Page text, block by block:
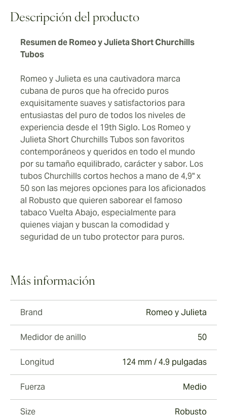
fumadores de puros en todo el mundo.
Descripción del producto
Resumen de Romeo y Julieta Short Churchills
Tubos
Romeo y Julieta es una cautivadora marca
cubana de puros que ha ofrecido puros
exquisitamente suaves y satisfactorios para
entusiastas del puro de todos los niveles de
experiencia desde el 19th Siglo. Los Romeo y
Julieta Short Churchills Tubos son favoritos
contemporáneos y queridos en todo el mundo
por su tamaño equilibrado, carácter y sabor. Los
tubos Churchills cortos hechos a mano de 4,9" x
50 son las mejores opciones para los aficionados
al Robusto que quieren saborear el famoso
tabaco Vuelta Abajo, especialmente para
quienes viajan y buscan la comodidad y
seguridad de un tubo protector para puros.
Más información
Brand Romeo y Julieta
Medidor de anillo 50
Longitud 124 mm / 4.9 pulgadas
Fuerza Medio
Size Robusto